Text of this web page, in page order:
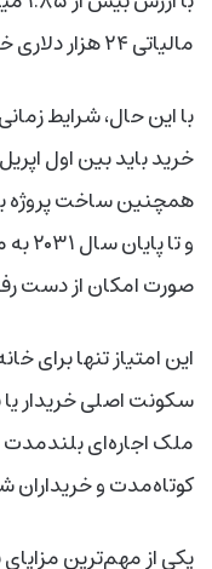
مالیاتی ۲۴ هزار دلاری خواهند بود.
با این حال، شرایط
و
صورت امکان از دست
این امتیاز تنها برای
سکونت اصلی خریدار یا
ملک اجاره‌ای بلندمدت
کوتاه‌مدت و خریداران
یکی از مهم‌ترین